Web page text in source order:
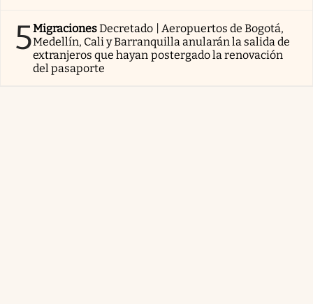
5MigracionesDecretado | Aeropuertos de Bogotá,
Medellín, Cali y Barranquilla anularán la salida de
extranjeros que hayan postergado la renovación
del pasaporte